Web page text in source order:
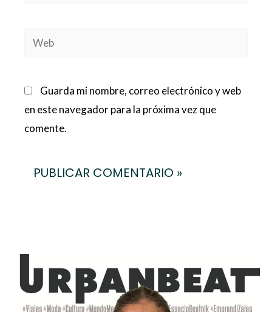
Web
Guarda mi nombre, correo electrónico y web
en este navegador para la próxima vez que
comente.